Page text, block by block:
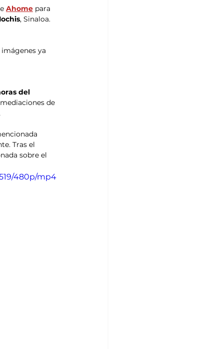
Ahome para
, Sinaloa.
ya
del
de
Tras el
sobre el
480p/mp4